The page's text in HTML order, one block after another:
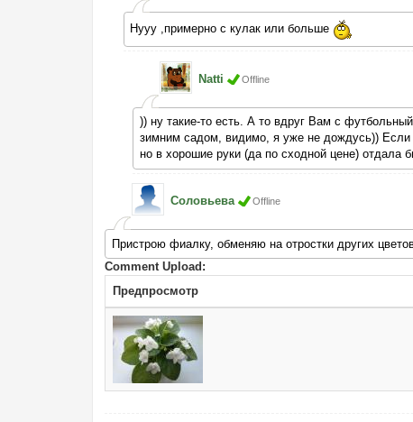
Нууу ,примерно с кулак или больше
Natti Offline
)) ну такие-то есть. А то вдруг Вам с
зимним садом, видимо, я уже не дождусь)) Если
но в хорошие руки (да по сходной цене) отдала
Соловьева Offline
Пристрою фиалку, обменяю на отростки других
Comment Upload:
Предпросмотр